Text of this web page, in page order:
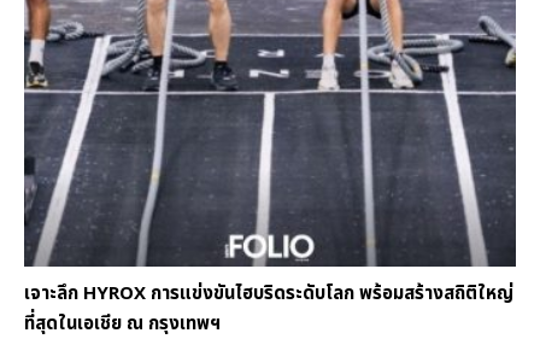
เจาะลึก HYROX การแข่งขันไฮบริดระดับโลก พร้อมสร้างสถิติใหญ่
ที่สุดในเอเชีย ณ กรุงเทพฯ